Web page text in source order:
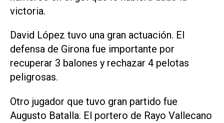
victoria.
David López tuvo una gran actuación. El
defensa de Girona fue importante por
recuperar 3 balones y rechazar 4 pelotas
peligrosas.
Otro jugador que tuvo gran partido fue
Augusto Batalla. El portero de Rayo Vallecano